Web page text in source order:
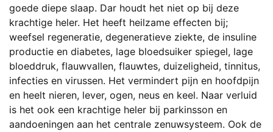
goede diepe slaap. Dar houdt het niet op bij deze
krachtige heler. Het heeft heilzame effecten bij;
weefsel regeneratie, degeneratieve ziekte, de insuline
productie en diabetes, lage bloedsuiker spiegel, lage
bloeddruk, flauwvallen, flauwtes, duizeligheid, tinnitus,
infecties en virussen. Het vermindert pijn en hoofdpijn
en heelt nieren, lever, ogen, neus en keel. Naar verluid
is het ook een krachtige heler bij parkinsson en
aandoeningen aan het centrale zenuwsysteem. Ook de